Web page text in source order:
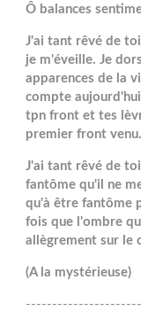
Ô balances
J'ai tant rêvé de
je m'éveille. Je
apparences de la
compte
tpn front et tes
premier front venu.
J'ai tant rêvé de
fantôme qu'il ne
qu'à être fantôme
fois que l'ombre
allègrement sur le
(A la mystérieuse)